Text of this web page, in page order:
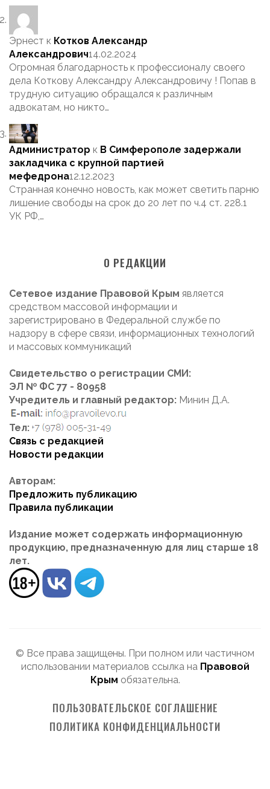
Эрнест к Котков Александр
Александрович14.02.2024
Огромная благодарность к профессионалу своего
дела Коткову Александру Александровичу ! Попав в
трудную ситуацию обращался к различным
адвокатам, но никто…
Администратор к В Симферополе задержали
закладчика с крупной партией
мефедрона12.12.2023
Странная конечно новость, как может светить парню
лишение свободы на срок до 20 лет по ч.4 ст. 228.1
УК РФ,…
О РЕДАКЦИИ
Сетевое издание Правовой Крым является
средством массовой информации и
зарегистрировано в Федеральной службе по
надзору в сфере связи, информационных технологий
и массовых коммуникаций
Свидетельство о регистрации СМИ:
ЭЛ № ФС 77 - 80958
Учредитель и главный редактор: Минин Д.А.
Тел:
Связь с редакцией
Новости редакции
Авторам:
Предложить публикацию
Правила публикации
Издание может содержать информационную
продукцию, предназначенную для лиц старше 18
лет.
© Все права защищены. При полном или частичном
использовании материалов ссылка на Правовой
Крым обязательна.
ПОЛЬЗОВАТЕЛЬСКОЕ СОГЛАШЕНИЕ
ПОЛИТИКА КОНФИДЕНЦИАЛЬНОСТИ